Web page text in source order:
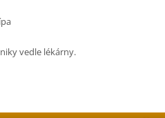
vedle lékárny.